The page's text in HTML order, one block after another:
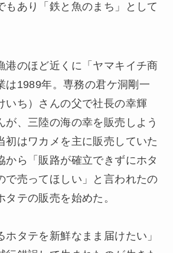
もあり「鉄と魚のまち」として
港のほど近くに「ヤマキイチ商
は1989年。専務の君ケ洞剛一
いち）さんの父で社長の幸輝
が、三陸の海の幸を販売しよう
初はワカメを主に販売していた
から「販路が確立できずにホタ
で売ってほしい」と言われたの
タテの販売を始めた。
ホタテを新鮮なまま届けたい」